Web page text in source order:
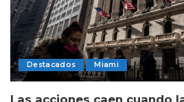
Destacados Miami